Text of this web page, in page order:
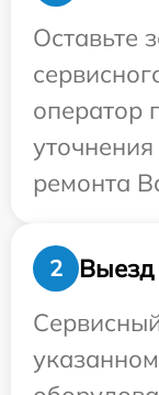
Оставьте
оператор
ремонта
2
Выезд